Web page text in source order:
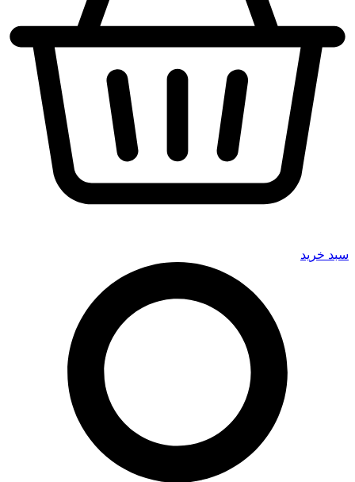
سبد خرید